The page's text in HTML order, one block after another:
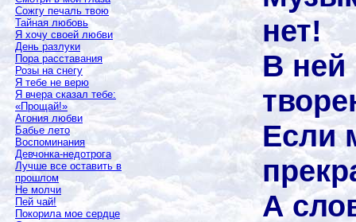
Сожгу печаль твою
Тайная любовь
Я хочу своей любви
День разлуки
Пора расставания
Розы на снегу
Я тебе не верю
Я вчера сказал тебе:
«Прощай!»
Агония любви
Бабье лето
Воспоминания
Девчонка-недотрога
Лучше все оставить в
прошлом
Не молчи
Пей чай!
Покорила мое сердце
нет!
В ней
Если
А